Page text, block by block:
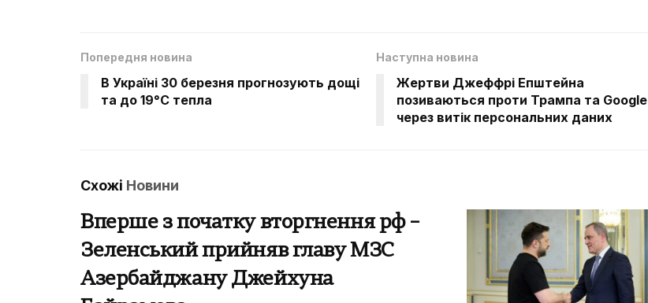
Попередня новина
В Україні 30 березня прогнозують дощі
та до 19°С тепла
Наступна новина
Жертви Джеффрі Епштейна
позиваються проти Трампа та Google
через витік персональних даних
Схожі Новини
Вперше з початку вторгнення рф –
Зеленський прийняв главу МЗС
Азербайджану Джейхуна